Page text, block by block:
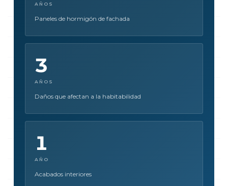
AÑOS
Paneles de hormigón de fachada
3
AÑOS
Daños que afectan a la habitabilidad
1
AÑO
Acabados interiores